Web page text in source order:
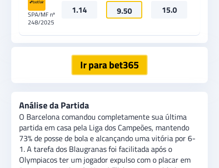
SPA/MF nº
248/2025
1.14 9.50 15.0
Ir para bet365
Análise da Partida
O Barcelona comandou completamente sua última
partida em casa pela Liga dos Campeões, mantendo
73% de posse de bola e alcançando uma vitória por 6-
1. A tarefa dos Blaugranas foi facilitada após o
Olympiacos ter um jogador expulso com o placar em